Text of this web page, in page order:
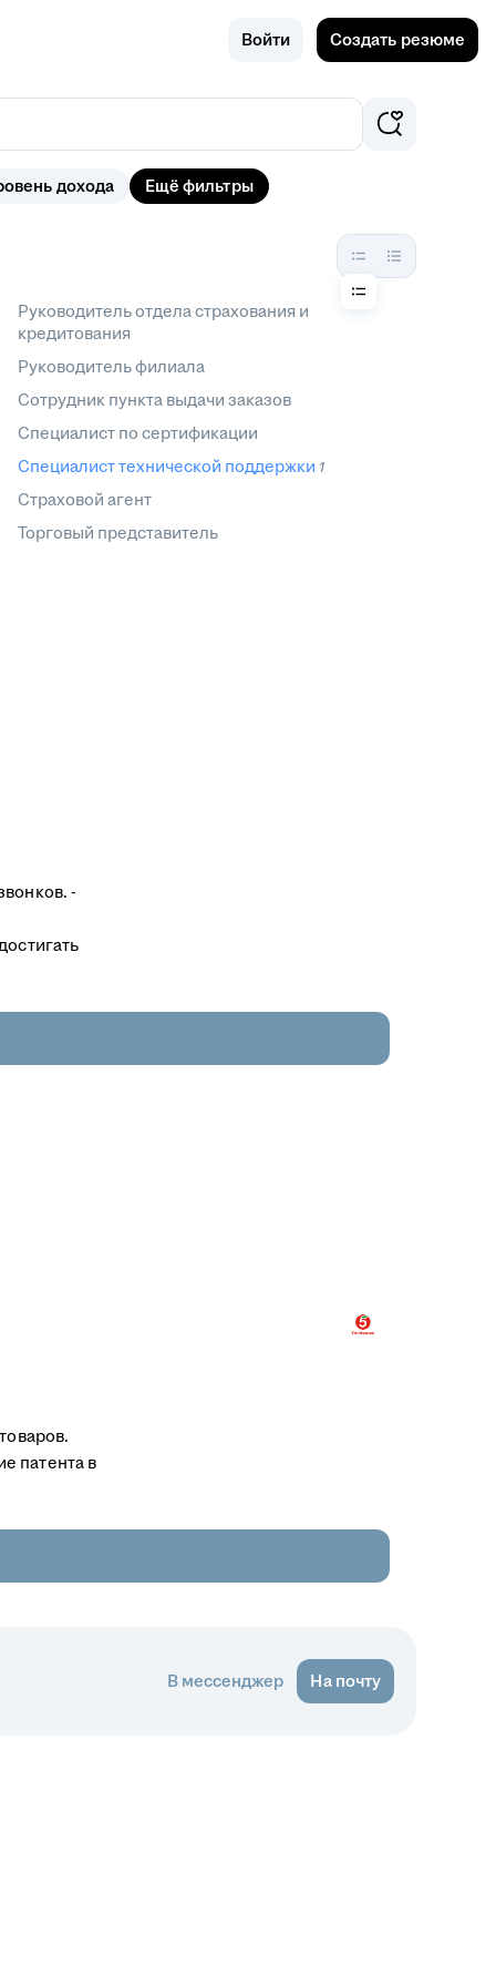
Войти Создать резюме
дохода Ещё фильтры
Руководитель отдела страхования и
кредитования
Руководитель филиала
Сотрудник пункта выдачи заказов
Специалист по сертификации
Специалист технической поддержки 1
Страховой агент
Торговый представитель
-
патента в
В мессенджер На почту